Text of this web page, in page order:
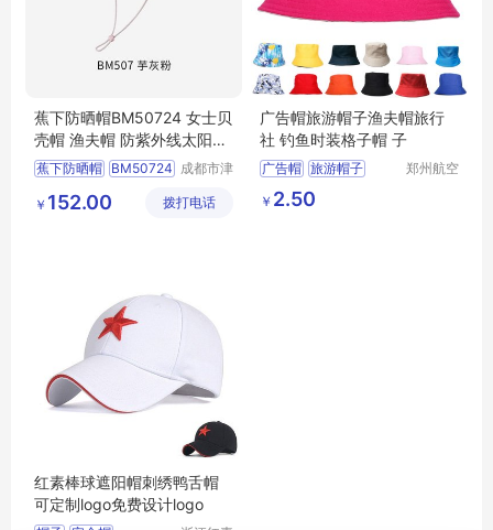
蕉下防晒帽BM50724 女士贝
壳帽 渔夫帽 防紫外线太阳帽
子
蕉下防晒帽 BM50724
防紫外线太阳帽子
成都市津
技有限公
￥ 152.00 拨打电话
广告帽旅游帽子渔夫帽旅行
社 钓鱼时装格子帽 子
广告帽 旅游帽子
渔夫帽 旅行社定制帽
郑州航空
￥ 2.50
红素棒球遮阳帽刺绣鸭舌帽
可定制logo免费设计logo